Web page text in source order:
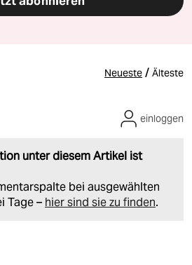
Neueste / Älteste
unter diesem Artikel ist
bei ausgewählten
Tage – hier sind sie zu finden.
einloggen